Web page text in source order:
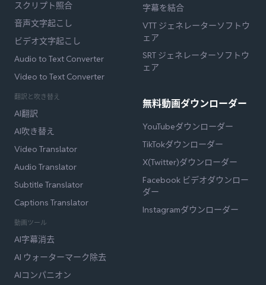
スクリプト照合
音声文字起こし
ビデオ文字起こし
Audio to Text Converter
Video to Text Converter
翻訳と吹き替え
AI翻訳
AI吹き替え
Video Translator
Audio Translator
Subtitle Translator
Captions Translator
動画ツール
AI字幕消去
AI ウォーターマーク除去
AIコンパニオン
字幕を結合
VTT ジェネレーターソフトウ
ェア
SRT ジェネレーターソフトウ
ェア
無料動画ダウンローダー
YouTubeダウンローダー
TikTokダウンローダー
X(Twitter)ダウンローダー
Facebook ビデオダウンロー
ダー
Instagramダウンローダー